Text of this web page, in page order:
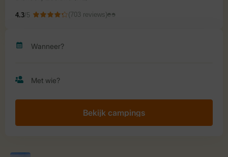
Bekijk campings